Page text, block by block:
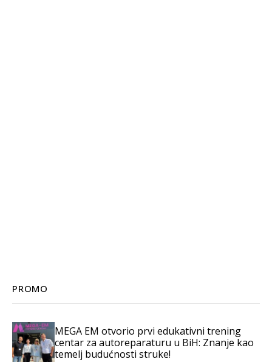
PROMO
MEGA EM otvorio prvi edukativni trening
centar za autoreparaturu u BiH: Znanje kao
temelj budućnosti struke!